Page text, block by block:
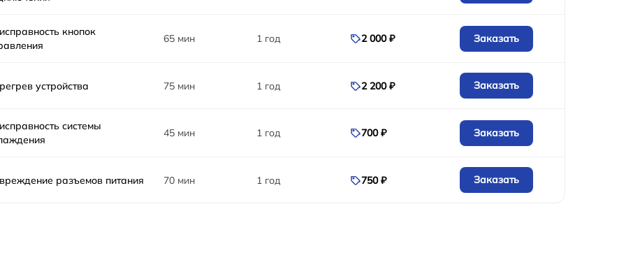
кнопок
65 мин 1 год 2 000 ₽ Заказать
устройства 75 мин 1 год 2 200 ₽ Заказать
системы
45 мин 1 год 700 ₽ Заказать
разъемов питания 70 мин 1 год 750 ₽ Заказать